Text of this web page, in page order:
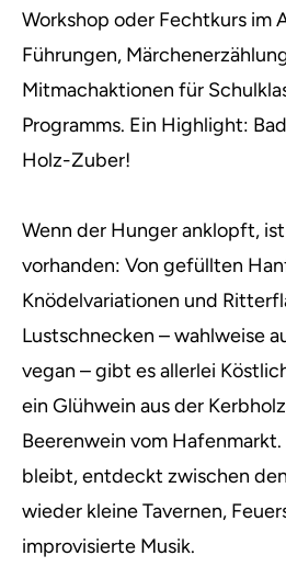
Workshop oder Fechtkurs im
Führungen,
Mitmachaktionen für
Programms. Ein Highlight:
Holz-Zuber!
Wenn der Hunger anklopft,
vorhanden: Von gefüllten
Knödelvariationen und
Lustschnecken – wahlweise
vegan – gibt es allerlei
ein Glühwein aus der
Beerenwein vom
bleibt, entdeckt zwischen
wieder kleine Tavernen,
improvisierte Musik.